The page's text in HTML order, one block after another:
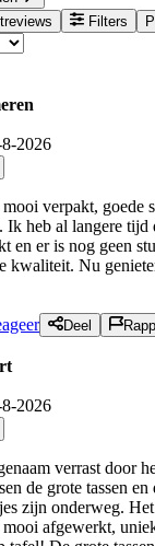
Filters
2026
verpakt, goede
Ik heb al langere tijd
en er is nog geen
kwaliteit. Nu
Deel
2026
verrast door
de grote tassen
zijn onderweg.
afgewerkt,